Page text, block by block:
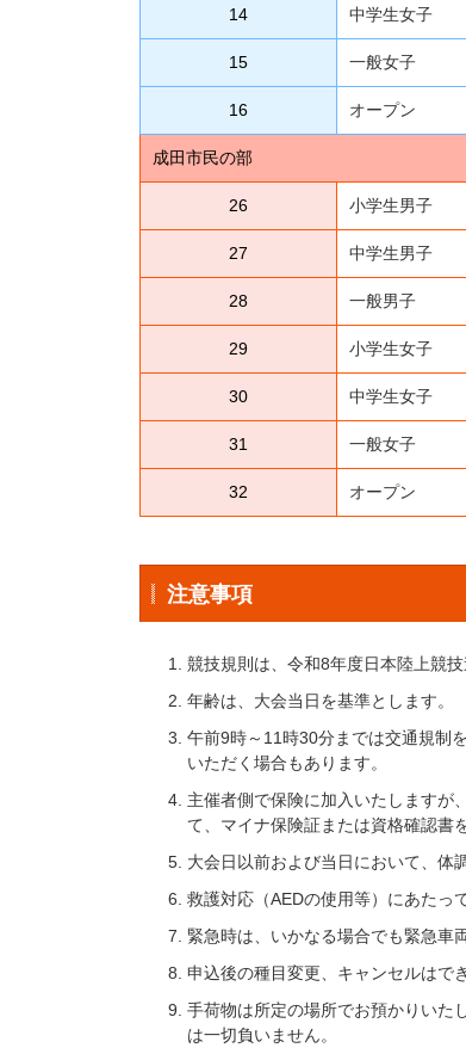
14 中学生女子
15 一般女子
16 オープン
成田市民の部
26 小学生男子
27 中学生男子
28 一般男子
29 小学生女子
30 中学生女子
31 一般女子
32 オープン
注意事項
競技規則は、令和8年度日本陸上競
年齢は、大会当日を基準とします。
午前9時～11時30分までは交通規制
いただく場合もあります。
主催者側で保険に加入いたしますが
て、マイナ保険証または資格確認書
大会日以前および当日において、体
救護対応（AEDの使用等）にあたっ
緊急時は、いかなる場合でも緊急車
申込後の種目変更、キャンセルはで
手荷物は所定の場所でお預かりいた
は一切負いません。